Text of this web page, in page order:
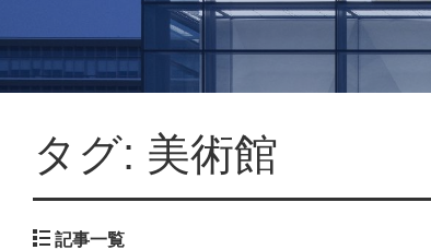
タグ: 美術館
記事一覧